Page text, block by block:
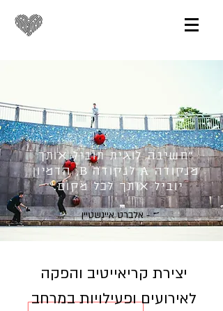
"חשיבה לוגית תוביל אותך
מנקודה A לנקודה B, הדמיון
יוביל אותך לכל מקום."
אלברט איינשטיין -
יצירת קריאייטיב והפקה
לאירועים ופעילויות במרחב